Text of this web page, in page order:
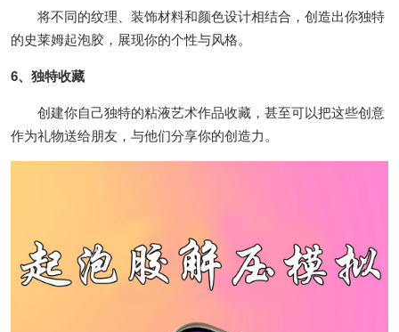
将不同的纹理、装饰材料和颜色设计相结合，创造出你独特
的史莱姆起泡胶，展现你的个性与风格。
6、独特收藏
创建你自己独特的粘液艺术作品收藏，甚至可以把这些创意
作为礼物送给朋友，与他们分享你的创造力。